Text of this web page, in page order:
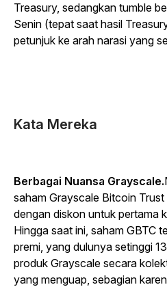
Treasury, sedangkan tumble
Senin (tepat saat hasil
petunjuk ke arah narasi yang
Kata Mereka
Berbagai Nuansa Grayscale.
saham Grayscale Bitcoin
dengan diskon untuk pertama
Hingga saat ini, saham GBTC
premi, yang dulunya setinggi
produk Grayscale secara
yang menguap, sebagian